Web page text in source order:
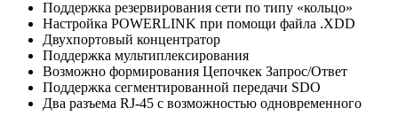
Поддержка резервирования сети по типу «кольцо»
Настройка POWERLINK при помощи файла .XDD
Двухпортовый концентратор
Поддержка мультиплексирования
Возможно формирования Цепочкек Запрос/Ответ
Поддержка сегментированной передачи SDO
Два разъема RJ-45 с возможностью одновременного